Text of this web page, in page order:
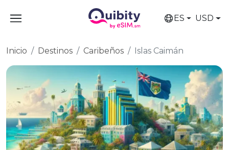
ES USD
Inicio Destinos Caribeños Islas Caimán